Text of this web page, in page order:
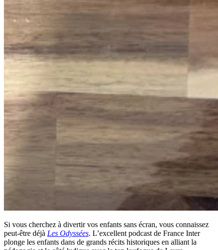
Si vous cherchez à divertir vos enfants sans écran, vous connaissez
peut-être déjà Les Odyssées. L’excellent podcast de France Inter
plonge les enfants dans de grands récits historiques en alliant la